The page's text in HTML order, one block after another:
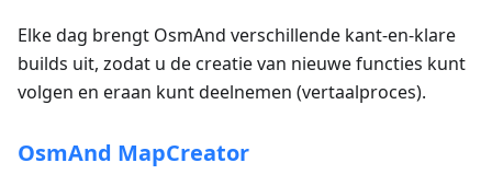
Elke dag brengt OsmAnd verschillende kant-en-klare
builds uit, zodat u de creatie van nieuwe functies kunt
volgen en eraan kunt deelnemen (vertaalproces).
OsmAnd MapCreator